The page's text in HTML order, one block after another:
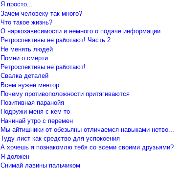
Я просто...
Зачем человеку так много?
Что такое жизнь?
О наркозависимости и немного о подаче информации
Ретроспективы не работают! Часть 2
Не менять людей
Помни о смерти
Ретроспективы не работают!
Свалка деталей
Всем нужен ментор
Почему противоположности притягиваются
Позитивная паранойя
Подружи меня с кем-то
Начинай утро с перемен
Мы айтишники от обезьяны отличаемся навыками нетво...
Туду лист как средство для успокоения
А хочешь я познакомлю тебя со всеми своими друзьями?
Я должен
Снимай лавины пальчиком